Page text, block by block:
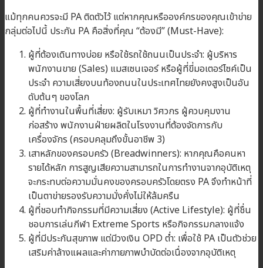
แม้ทุกคนควรจะมี PA ติดตัวไว้ แต่หากคุณหรือองค์กรของคุณเข้าข่าย
กลุ่มต่อไปนี้ ประกัน PA คือสิ่งที่คุณ “ต้องมี” (Must-Have):
ผู้ที่ต้องเดินทางบ่อย หรือใช้รถใช้ถนนเป็นประจำ: ผู้บริหาร
พนักงานขาย (Sales) แมสเซนเจอร์ หรือผู้ที่ขี่มอเตอร์ไซค์เป็น
ประจำ ความเสี่ยงบนท้องถนนในประเทศไทยยังคงสูงเป็นอัน
ดับต้นๆ ของโลก
ผู้ที่ทำงานในพื้นที่เสี่ยง: ผู้รับเหมา วิศวกร ผู้ควบคุมงาน
ก่อสร้าง พนักงานฝ่ายผลิตในโรงงานที่ต้องจัดการกับ
เครื่องจักร (ครอบคลุมถึงขั้นอาชีพ 3)
เสาหลักของครอบครัว (Breadwinners): หากคุณคือคนหา
รายได้หลัก การสูญเสียความสามารถในการทำงานจากอุบัติเหตุ
จะกระทบต่อความมั่นคงของครอบครัวโดยตรง PA จึงทำหน้าที่
เป็นตาข่ายรองรับความมั่งคั่งไม่ให้ล้มครืน
ผู้ที่ชอบทำกิจกรรมที่มีความเสี่ยง (Active Lifestyle): ผู้ที่ชื่น
ชอบการเล่นกีฬา Extreme Sports หรือกิจกรรมกลางแจ้ง
ผู้ที่มีประกันสุขภาพ แต่มีวงเงิน OPD ต่ำ: เพื่อใช้ PA เป็นตัวช่วย
เสริมค่าล้างแผลและค่ากายภาพบำบัดต่อเนื่องจากอุบัติเหตุ